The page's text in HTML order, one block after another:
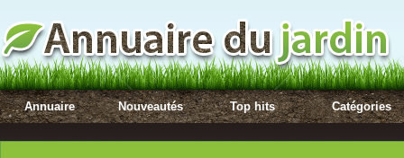
Annuaire Nouveautés Top hits Catégories